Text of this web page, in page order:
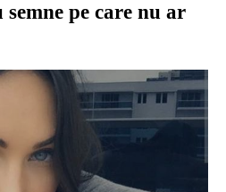
pe care nu ar